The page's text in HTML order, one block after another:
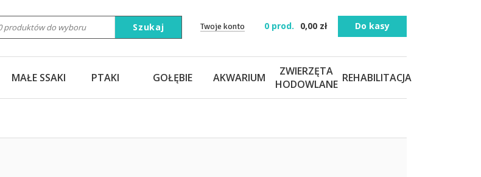
Twoje konto 0 prod. 0,00 zł Do kasy
Szukaj
MAŁE SSAKI PTAKI GOŁĘBIE AKWARIUM
ZWIERZĘTA
HODOWLANE REHABILITACJA